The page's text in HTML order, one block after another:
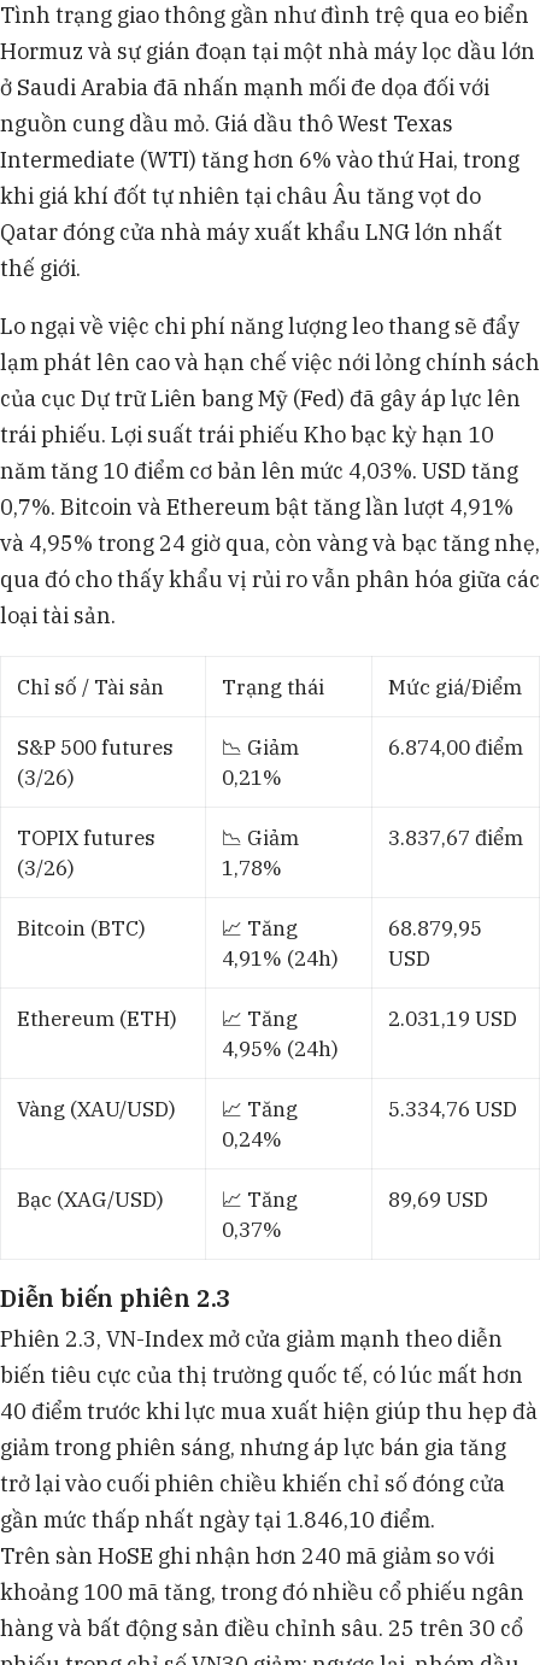
Tình trạng giao thông gần như đình trệ qua eo biển
Hormuz và sự gián đoạn tại một nhà máy lọc dầu lớn
ở Saudi Arabia đã nhấn mạnh mối đe dọa đối với
nguồn cung dầu mỏ. Giá dầu thô West Texas
Intermediate (WTI) tăng hơn 6% vào thứ Hai, trong
khi giá khí đốt tự nhiên tại châu Âu tăng vọt do
Qatar đóng cửa nhà máy xuất khẩu LNG lớn nhất
thế giới.
Lo ngại về việc chi phí năng lượng leo thang sẽ đẩy
lạm phát lên cao và hạn chế việc nới lỏng chính sách
của cục Dự trữ Liên bang Mỹ (Fed) đã gây áp lực lên
trái phiếu. Lợi suất trái phiếu Kho bạc kỳ hạn 10
năm tăng 10 điểm cơ bản lên mức 4,03%. USD tăng
0,7%. Bitcoin và Ethereum bật tăng lần lượt 4,91%
và 4,95% trong 24 giờ qua, còn vàng và bạc tăng nhẹ,
qua đó cho thấy khẩu vị rủi ro vẫn phân hóa giữa các
loại tài sản.
Chỉ số / Tài sản Trạng thái Mức giá/Điểm
S&P 500 futures
(3/26)
📉 Giảm
0,21%
6.874,00 điểm
TOPIX futures
(3/26)
📉 Giảm
1,78%
3.837,67 điểm
Bitcoin (BTC)
📈 Tăng
4,91% (24h)
68.879,95
USD
Ethereum (ETH)
📈 Tăng
4,95% (24h)
2.031,19 USD
Vàng (XAU/USD)
📈 Tăng
0,24%
5.334,76 USD
Bạc (XAG/USD)
📈 Tăng
0,37%
89,69 USD
Diễn biến phiên 2.3
Phiên 2.3, VN-Index mở cửa giảm mạnh theo diễn
biến tiêu cực của thị trường quốc tế, có lúc mất hơn
40 điểm trước khi lực mua xuất hiện giúp thu hẹp đà
giảm trong phiên sáng, nhưng áp lực bán gia tăng
trở lại vào cuối phiên chiều khiến chỉ số đóng cửa
gần mức thấp nhất ngày tại 1.846,10 điểm.
Trên sàn HoSE ghi nhận hơn 240 mã giảm so với
khoảng 100 mã tăng, trong đó nhiều cổ phiếu ngân
hàng và bất động sản điều chỉnh sâu. 25 trên 30 cổ